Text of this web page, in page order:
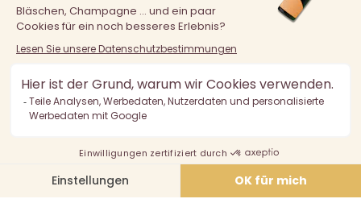
Der Verkauf von Alkohol an unter 18-Jährige ist verboten.
Alkoholmissbrauch ist gefährlich für die Gesundheit, in